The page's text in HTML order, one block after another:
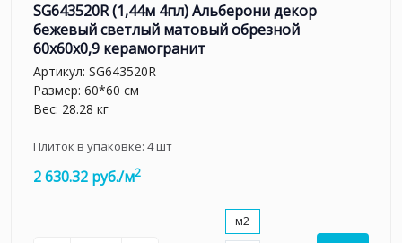
SG643520R (1,44м 4пл) Альберони декор
бежевый светлый матовый обрезной
60x60x0,9 керамогранит
Артикул: SG643520R
Размер: 60*60 см
Вес: 28.28 кг
Плиток в упаковке: 4шт
2 630.32 руб./м2
м2